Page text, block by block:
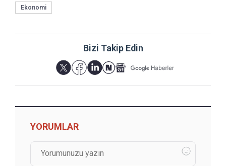
Ekonomi
Bizi Takip Edin
YORUMLAR